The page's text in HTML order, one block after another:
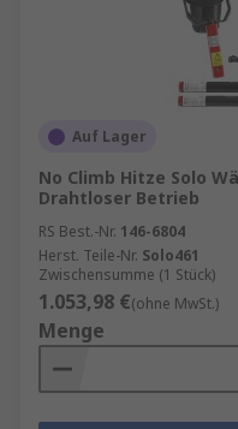
Auf Lager
No Climb Hitze Solo
Drahtloser Betrieb
RS Best.-Nr. 146-6804
Herst. Teile-Nr. Solo461
Zwischensumme (1 Stück)
1.053,98 €(ohne MwSt.)
Menge